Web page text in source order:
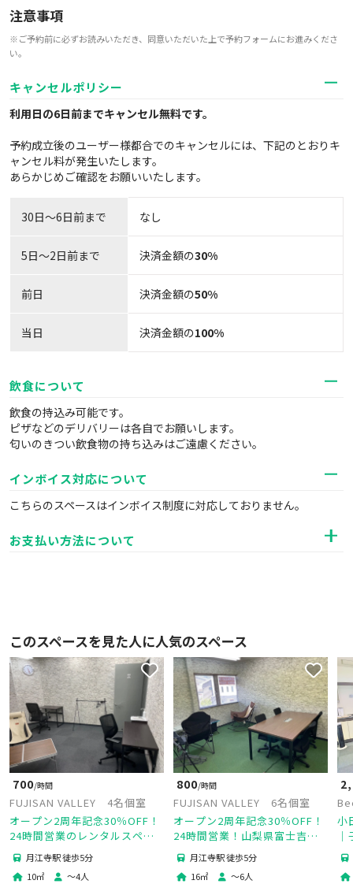
注意事項
※ご予約前に必ずお読みいただき、同意いただいた上で予約フォームにお進みくださ
い。
キャンセルポリシー
利用日の6日前までキャンセル無料です。
予約成立後のユーザー様都合でのキャンセルには、下記のとおりキ
ャンセル料が発生いたします。
あらかじめご確認をお願いいたします。
30日〜6日前まで なし
5日～2日前まで 決済金額の30%
前日 決済金額の50%
当日 決済金額の100%
飲食について
飲食の持込み可能です。
ピザなどのデリバリーは各自でお願いします。
匂いのきつい飲食物の持ち込みはご遠慮ください。
インボイス対応について
こちらのスペースはインボイス制度に対応しておりません。
お支払い方法について
このスペースを見た人に人気のスペース
700/時間
FUJISAN VALLEY 4名個室
オープン2周年記念30％OFF！
24時間営業のレンタルスペー
ス4名個室！山梨県富士吉田市
に所在し、都心から1時間30分
とアクセス良好！
月江寺駅 徒歩5分
10㎡ 〜4人
800/時間
FUJISAN VALLEY 6名個室
オープン2周年記念30％OFF！
24時間営業！山梨県富士吉田
市に所在し、都心から1時間30
分とアクセス良好！
月江寺駅 徒歩5分
16㎡ 〜6人
小
│